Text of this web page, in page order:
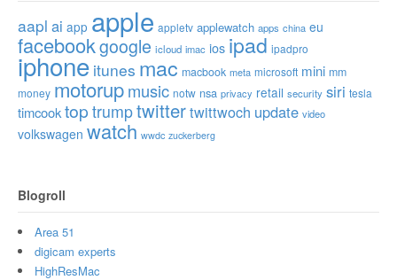
aapl ai app apple appletv applewatch apps china eu
facebookgoogle icloud imac ios ipad ipadpro
iphone itunes mac macbook meta microsoft mini mm
money motorupmusic notw nsa privacy retail security siri tesla
timcooktop trumptwittertwittwoch update video
volkswagen watch wwdc zuckerberg
Blogroll
Area 51
digicam experts
HighResMac